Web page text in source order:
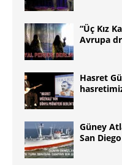
“Üç Kız
Avrupa
Hasret
Güney
San Diego